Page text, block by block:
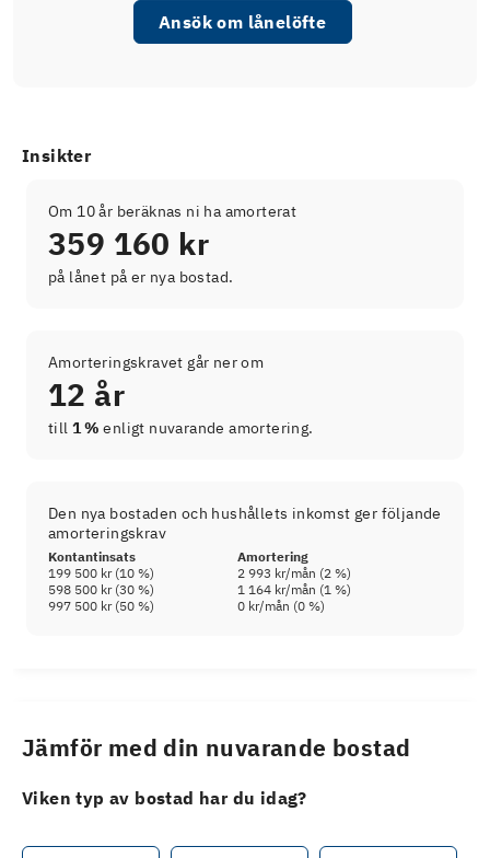
Ansök om lånelöfte
Insikter
Om 10 år beräknas ni ha amorterat
359 160 kr
på lånet på er nya bostad.
Amorteringskravet går ner om
12 år
till 1 % enligt nuvarande amortering.
Den nya bostaden och hushållets inkomst ger följande
amorteringskrav
Kontantinsats
Amortering
199 500 kr(10 %) 2 993 kr/mån (2 %)
598 500 kr(30 %) 1 164 kr/mån (1 %)
997 500 kr(50 %) 0 kr/mån (0 %)
Jämför med din nuvarande bostad
Viken typ av bostad har du idag?